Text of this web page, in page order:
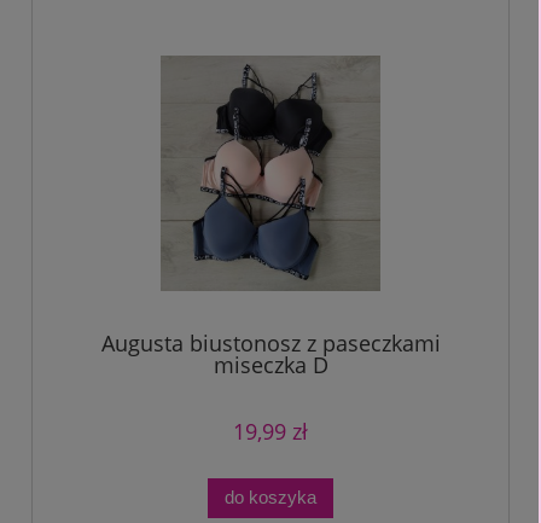
Augusta biustonosz z paseczkami
miseczka D
19,99 zł
do koszyka